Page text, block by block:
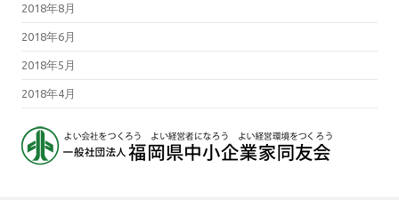
2018年8月
2018年6月
2018年5月
2018年4月